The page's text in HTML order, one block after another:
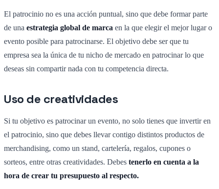
El patrocinio no es una acción puntual, sino que debe formar parte
de una estrategia global de marca en la que elegir el mejor lugar o
evento posible para patrocinarse. El objetivo debe ser que tu
empresa sea la única de tu nicho de mercado en patrocinar lo que
deseas sin compartir nada con tu competencia directa.
Uso de creatividades
Si tu objetivo es patrocinar un evento, no solo tienes que invertir en
el patrocinio, sino que debes llevar contigo distintos productos de
merchandising, como un stand, cartelería, regalos, cupones o
sorteos, entre otras creatividades. Debes tenerlo en cuenta a la
hora de crear tu presupuesto al respecto.